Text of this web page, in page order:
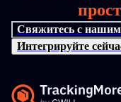
Свяжитесь с
Интегрируйте